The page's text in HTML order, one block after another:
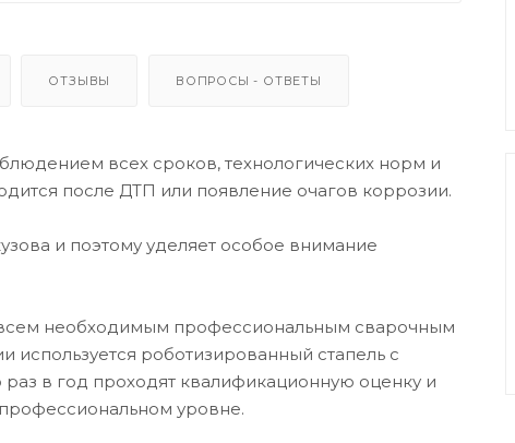
ОТЗЫВЫ ВОПРОСЫ - ОТВЕТЫ
всех сроков, технологических норм и
после ДТП или появление очагов коррозии.
и поэтому уделяет особое внимание
необходимым профессиональным сварочным
роботизированный стапель с
в год проходят квалификационную оценку и
уровне.